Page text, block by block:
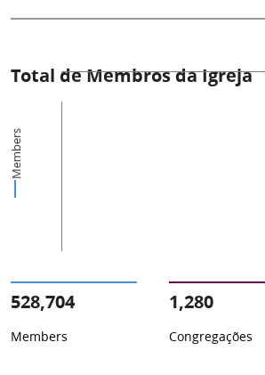
Total de Membros da Igreja
Members
528,704
Members
1,280
Congregações